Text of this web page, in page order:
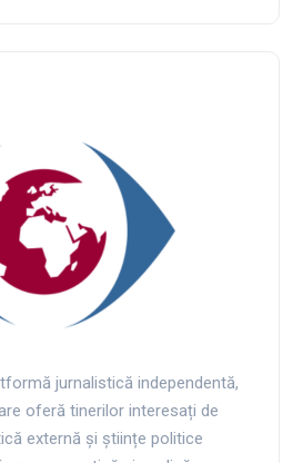
jurnalistică independentă,
oferă tinerilor interesați de
externă și științe politice